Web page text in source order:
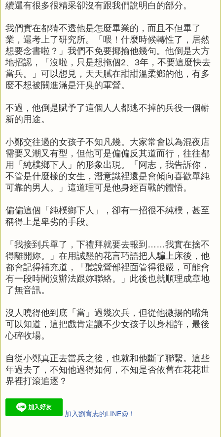
續還有很多很精采卻沒有跟我們說明白的部分。
我們實在都猜不透他是怎麼畢業的，而且不但畢了
業，還考上了研究所。「喂！什麼時候轉性了，居然
想要念書啦？」我們不免要揶揄他幾句。他倒是大方
地招認，「沒啦，只是想拖個2、3年，不要這麼快去
當兵。」可以想見，天天膩在甜甜溫柔鄉的他，有多
麼不想被關進滿是汗臭的軍營。
不過，他倒是賦予了這個人人都逃不掉的兵役一個嶄
新的用途。
小鄭交往過的女孩子不知凡幾。大家常會以為混夜店
需要又潮又有型，但他可是偏偏反其道而行，往往都
用「純樸鄉下人」的形象出現。「阿志，我告訴你，
不管是什麼樣的女生，潛意識裡還是會傾向喜歡單純
可靠的男人。」這道理可是他身經百戰的體悟。
偏偏這個「純樸鄉下人」，卻有一招很不純樸，甚至
稱得上是卑劣的手段。
「我接到兵單了，下禮拜就要去報到……我實在捨不
得離開妳。」在用誠懇的花言巧語把人騙上床後，他
都會記得補充道，「聽說營部裡面管得很嚴，可能會
有一段時間沒辦法跟妳聯絡。」此後也就順理成章地
了無音訊。
沒人曉得他到底「當」過幾次兵，但從他微揚的嘴角
可以知道，這把戲肯定讓不少女孩子以身相許，最後
心碎收場。
自從小鄭真正去當兵之後，也就和他斷了聯繫。這些
年過去了，不知他過得如何，不知是否依舊在花花世
界裡打滾追逐？
加入劉育志的LINE@！